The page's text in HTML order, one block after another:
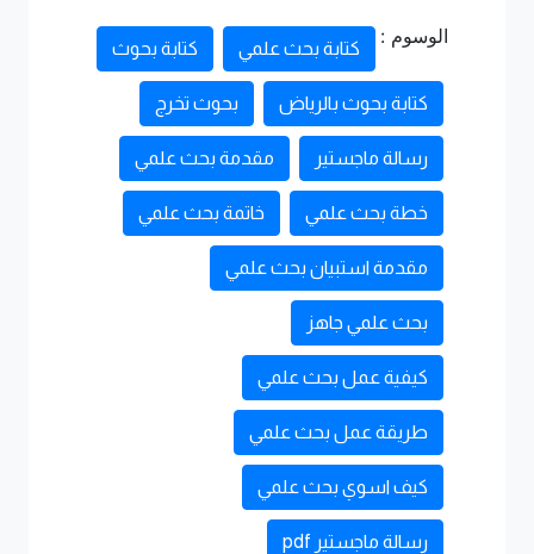
الوسوم :
كتابة بحث علمي كتابة بحوث
كتابة بحوث بالرياض بحوث تخرج
رسالة ماجستير مقدمة بحث علمي
خطة بحث علمي خاتمة بحث علمي
مقدمة استبيان بحث علمي
بحث علمي جاهز
كيفية عمل بحث علمي
طريقة عمل بحث علمي
كيف اسوي بحث علمي
رسالة ماجستير pdf